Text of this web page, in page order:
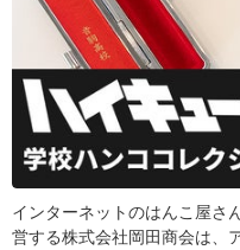
インターネットのはんこ屋さ
営する株式会社岡田商会は、